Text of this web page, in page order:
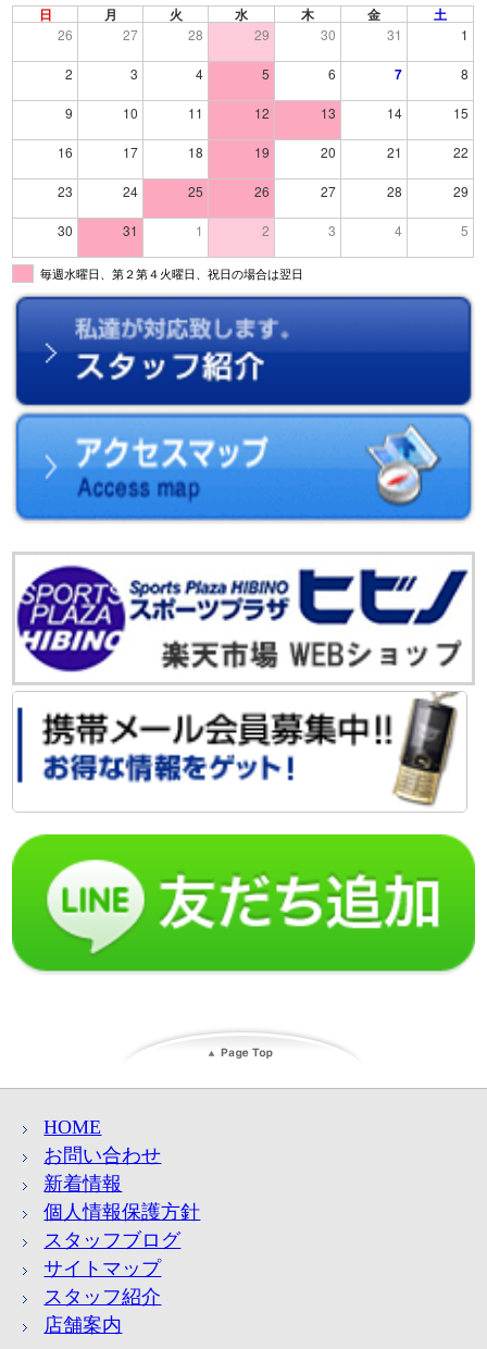
日 月 火 水 木 金 土
26 27 28 29 30 31 1
2 3 4 5 6 7 8
9 10 11 12 13 14 15
16 17 18 19 20 21 22
23 24 25 26 27 28 29
30 31 1 2 3 4 5
毎週水曜日、第２第４火曜日、祝日の場合は翌日
HOME
お問い合わせ
新着情報
個人情報保護方針
スタッフブログ
サイトマップ
スタッフ紹介
店舗案内